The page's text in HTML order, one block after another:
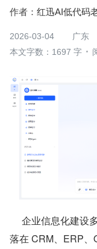
作者： 红迅AI低代码
2026-03-04
广东
本文字数：1697 字
落在 CRM、ERP、